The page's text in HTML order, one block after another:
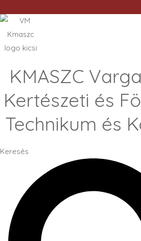
KMASZC
Kertészeti és
Technikum és
Keresés